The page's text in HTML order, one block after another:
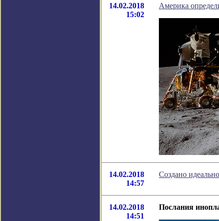
14.02.2018
15:02
Америка
14.02.2018
14:57
Создано
14.02.2018
14:51
Послания